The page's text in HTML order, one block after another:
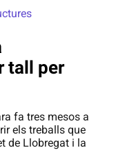
tall per
fa tres mesos a
els treballs que
de Llobregat i la